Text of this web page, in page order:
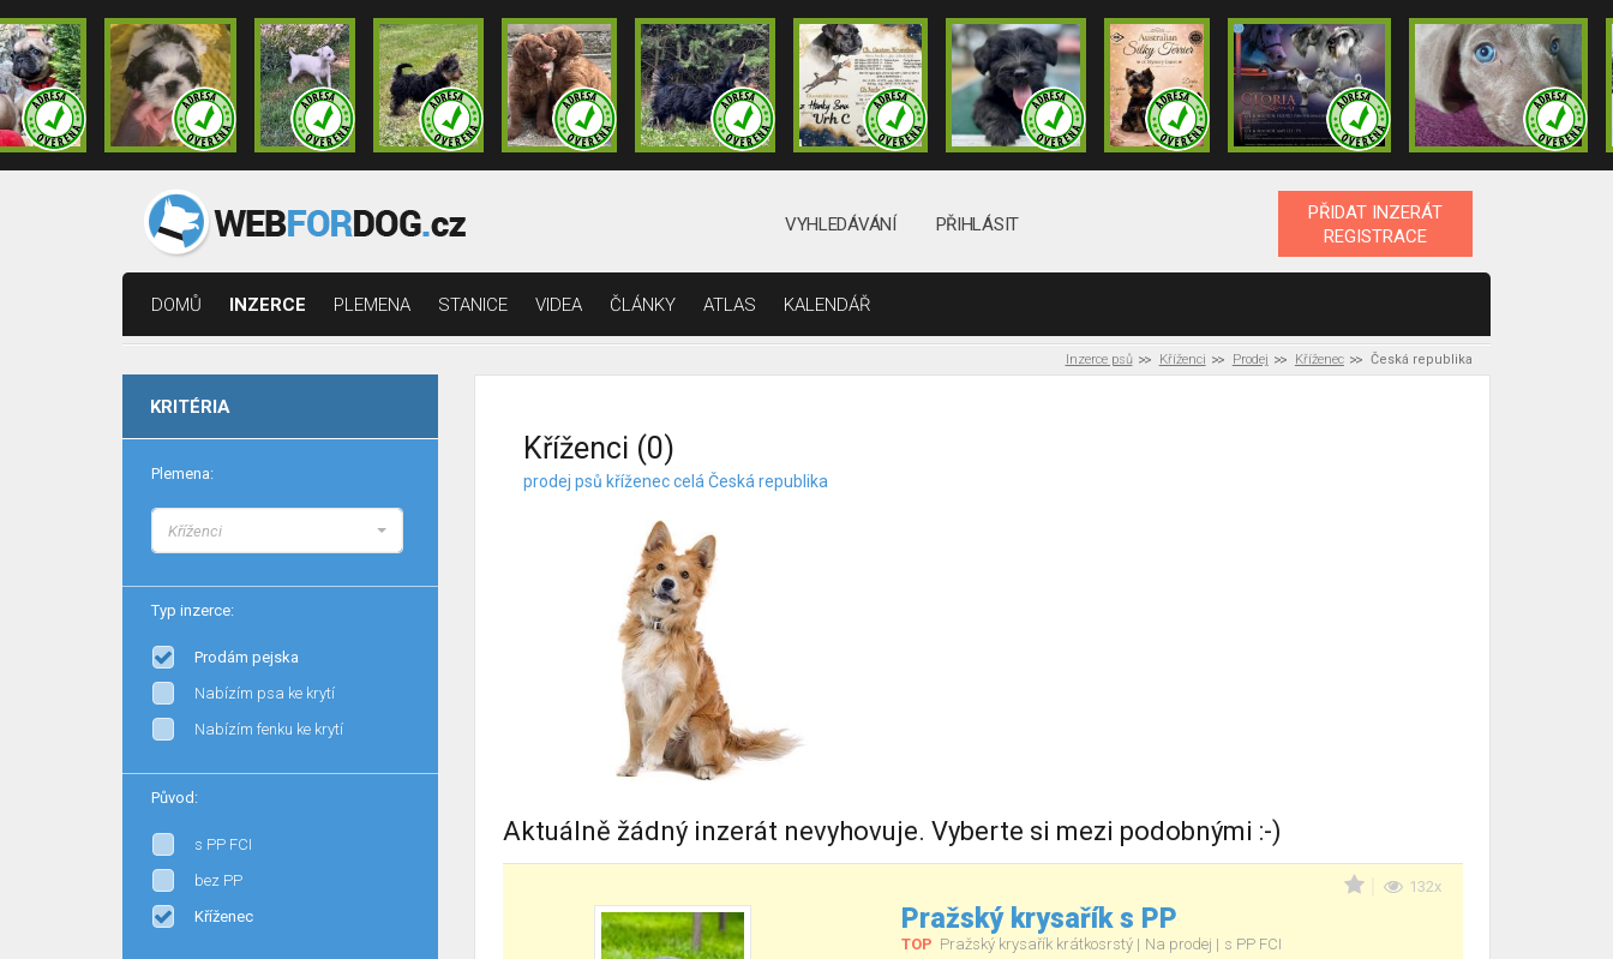
VYHLEDÁVÁNÍ PŘIHLÁSIT
PŘIDAT INZERÁT
REGISTRACE
DOMŮ INZERCE PLEMENA STANICE VIDEA ČLÁNKY ATLAS KALENDÁŘ
Inzerce psů Kříženci Prodej Kříženec Česká republika
KRITÉRIA
Plemena:
Kříženci
Typ inzerce:
Prodám pejska
Nabízím psa ke krytí
Nabízím fenku ke krytí
Původ:
s PP FCI
bez PP
Kříženec
Kříženci (0)
prodej psů kříženec celá Česká republika
Aktuálně žádný inzerát nevyhovuje. Vyberte si mezi podobnými :-)
132x
Pražský krysařík s PP
TOP Pražský krysařík krátkosrstý Na prodej s PP FCI